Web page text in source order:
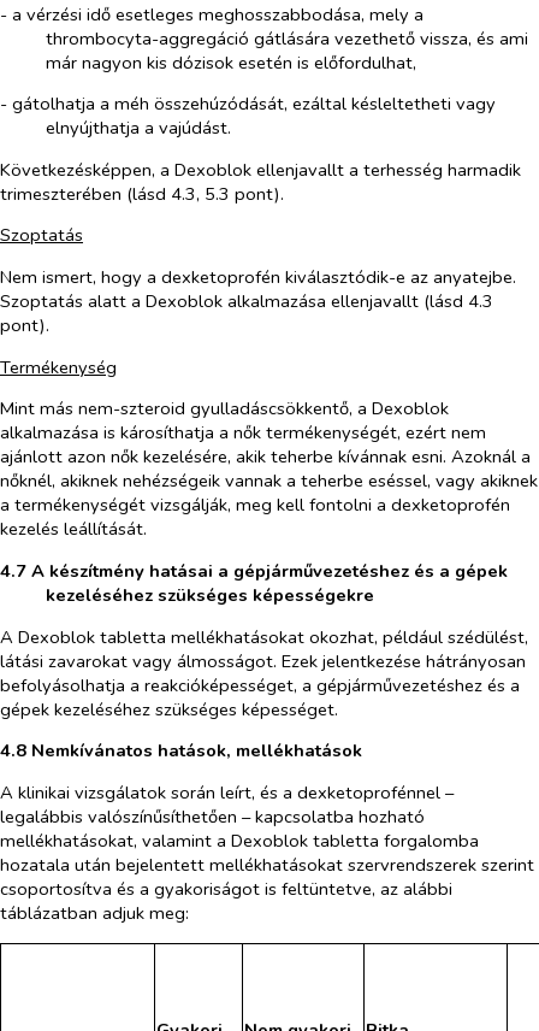
- a vérzési idő esetleges meghosszabbodása, mely a
thrombocyta-aggregáció gátlására vezethető vissza, és ami
már nagyon kis dózisok esetén is előfordulhat,
- gátolhatja a méh összehúzódását, ezáltal késleltetheti vagy
elnyújthatja a vajúdást.
Következésképpen, a Dexoblok ellenjavallt a terhesség harmadik
trimeszterében (lásd 4.3, 5.3 pont).
Szoptatás
Nem ismert, hogy a dexketoprofén kiválasztódik-e az anyatejbe.
Szoptatás alatt a Dexoblok alkalmazása ellenjavallt (lásd 4.3
pont).
Termékenység
Mint más nem-szteroid gyulladáscsökkentő, a Dexoblok
alkalmazása is károsíthatja a nők termékenységét, ezért nem
ajánlott azon nők kezelésére, akik teherbe kívánnak esni. Azoknál a
nőknél, akiknek nehézségeik vannak a teherbe eséssel, vagy akiknek
a termékenységét vizsgálják, meg kell fontolni a dexketoprofén
kezelés leállítását.
4.7 A készítmény hatásai a gépjárművezetéshez és a gépek
kezeléséhez szükséges képességekre
A Dexoblok tabletta mellékhatásokat okozhat, például szédülést,
látási zavarokat vagy álmosságot. Ezek jelentkezése hátrányosan
befolyásolhatja a reakcióképességet, a gépjárművezetéshez és a
gépek kezeléséhez szükséges képességet.
4.8 Nemkívánatos hatások, mellékhatások
A klinikai vizsgálatok során leírt, és a dexketoprofénnel –
legalábbis valószínűsíthetően – kapcsolatba hozható
mellékhatásokat, valamint a Dexoblok tabletta forgalomba
hozatala után bejelentett mellékha​tásokat szervrendszerek szerint
csoportosítva és a gyakoriságot is feltüntetve, az alábbi
táblázatban adjuk meg: